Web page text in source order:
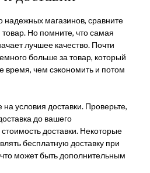
надежных магазинов, сравните
Но помните, что самая
лучшее качество. Почти
больше за товар, который
время, чем сэкономить и потом
условия доставки. Проверьте,
до вашего
доставки. Некоторые
бесплатную доставку при
может быть дополнительным